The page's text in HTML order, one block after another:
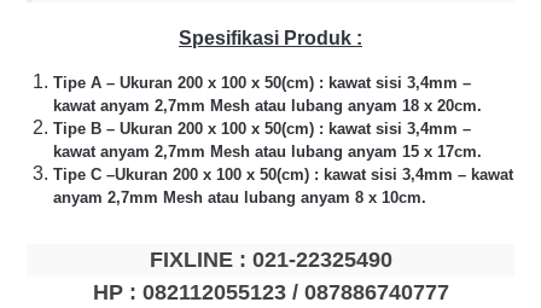
Spesifikasi Produk :
Tipe A – Ukuran 200 x 100 x 50(cm) : kawat sisi 3,4mm –
kawat anyam 2,7mm Mesh atau lubang anyam 18 x 20cm.
Tipe B – Ukuran 200 x 100 x 50(cm) : kawat sisi 3,4mm –
kawat anyam 2,7mm Mesh atau lubang anyam 15 x 17cm.
Tipe C –Ukuran 200 x 100 x 50(cm) : kawat sisi 3,4mm – kawat
anyam 2,7mm Mesh atau lubang anyam 8 x 10cm.
FIXLINE : 021-22325490
HP : 082112055123 / 087886740777